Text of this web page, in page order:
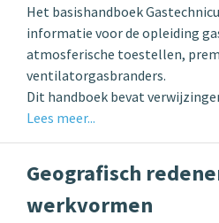
Het basishandboek
informatie voor de opleiding
atmosferische toestellen,
ventilatorgasbranders.
Dit handboek bevat
Lees meer...
Geografisch
werkvormen